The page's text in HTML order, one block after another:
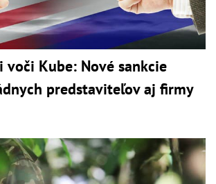
voči Kube: Nové sankcie
predstaviteľov aj firmy